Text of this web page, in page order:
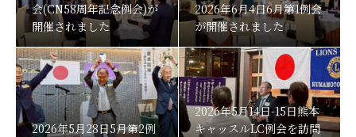
会(CN58周年記念例会)が
開催されました
2026年6月4日6月第1例会
が開催されました
2026年5月28日5月第2例
2026年5月14日-15日熊本
キャッスルLC例会を訪問